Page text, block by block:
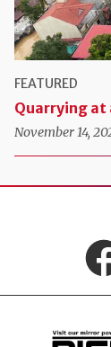
FEATURED
Quarrying at
November 14,